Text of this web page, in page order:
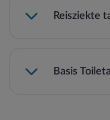
Reisziekte
Basis